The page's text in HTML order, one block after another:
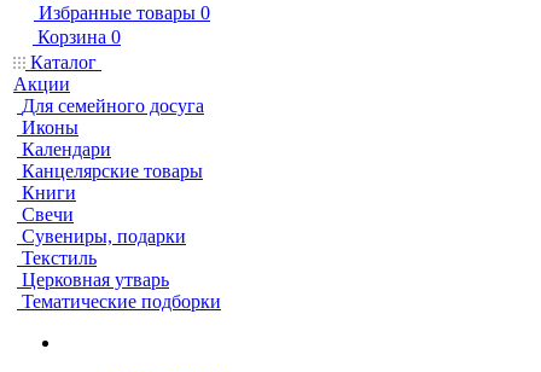
Избранные товары 0
Корзина 0
Каталог
Акции
Для семейного досуга
Иконы
Календари
Канцелярские товары
Книги
Свечи
Сувениры, подарки
Текстиль
Церковная утварь
Тематические подборки